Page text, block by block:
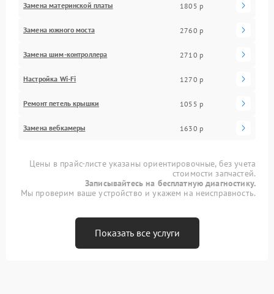
Замена материнской платы 1805 р
Замена южного моста 2760 р
Замена шим-контроллера 2710 р
Настройка Wi-Fi 1270 р
Ремонт петель крышки 1055 р
Замена вебкамеры 1630 р
Цены в прайс-листе указаны ориентировочные, без учета
стоимости запчастей.
Записывайтесь на бесплатную диагностику.
Мы проверим ваше устройство и укажем на неисправность.
Показать все услуги